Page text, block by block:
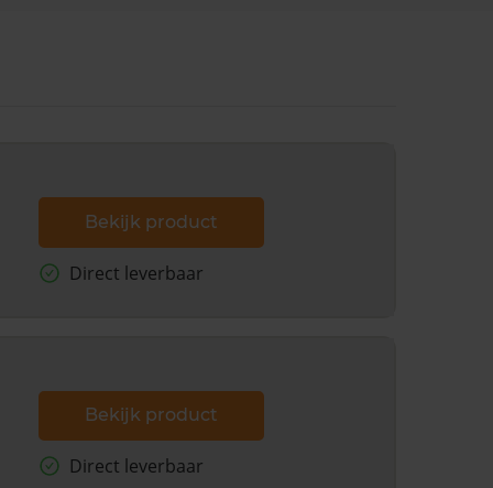
Bekijk product
Direct leverbaar
Bekijk product
Direct leverbaar